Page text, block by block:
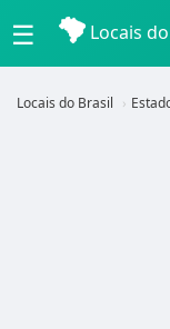
☰ Locais
Locais do Brasil